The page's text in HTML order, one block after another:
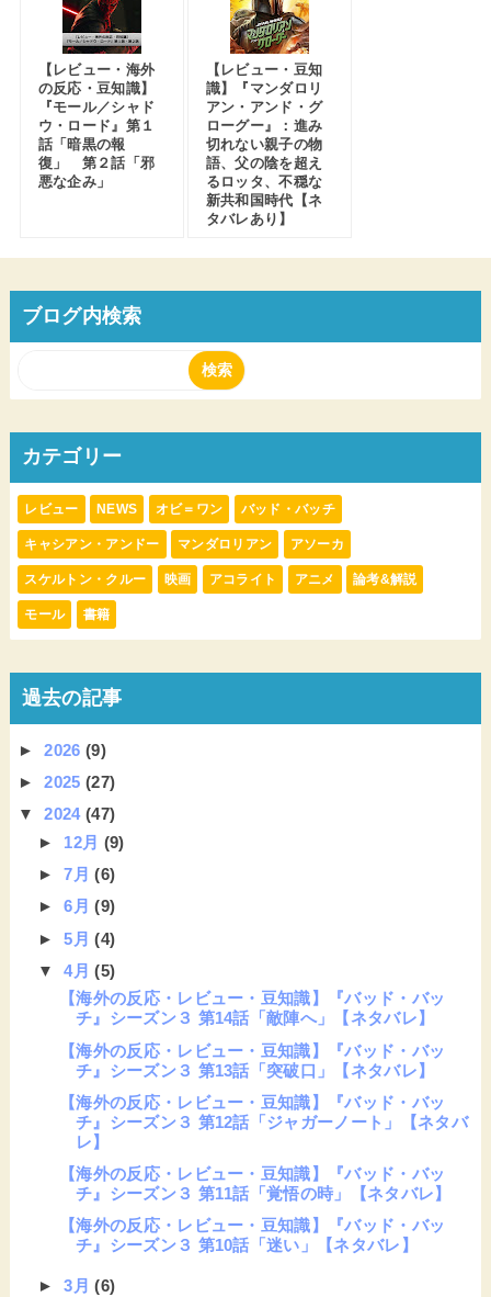
【レビュー・海外
の反応・豆知識】
『モール／シャド
ウ・ロード』第１
話「暗黒の報
復」 第２話「邪
悪な企み」
【レビュー・豆知
識】『マンダロリ
アン・アンド・グ
ローグー』：進み
切れない親子の物
語、父の陰を超え
るロッタ、不穏な
新共和国時代【ネ
タバレあり】
ブログ内検索
カテゴリー
レビュー NEWS オビ＝ワン バッド・バッチ
キャシアン・アンドー マンダロリアン アソーカ
スケルトン・クルー 映画 アコライト アニメ 論考&解説
モール 書籍
過去の記事
►2026(9)
►2025(27)
▼2024(47)
► 12月 (9)
►7月(6)
►6月(9)
►5月(4)
▼4月(5)
【海外の反応・レビュー・豆知識】『バッド・バッ
チ』シーズン３ 第14話「敵陣へ」【ネタバレ】
【海外の反応・レビュー・豆知識】『バッド・バッ
チ』シーズン３ 第13話「突破口」【ネタバレ】
【海外の反応・レビュー・豆知識】『バッド・バッ
チ』シーズン３ 第12話「ジャガーノート」【ネタバ
レ】
【海外の反応・レビュー・豆知識】『バッド・バッ
チ』シーズン３ 第11話「覚悟の時」【ネタバレ】
【海外の反応・レビュー・豆知識】『バッド・バッ
チ』シーズン３ 第10話「迷い」【ネタバレ】
►3月(6)